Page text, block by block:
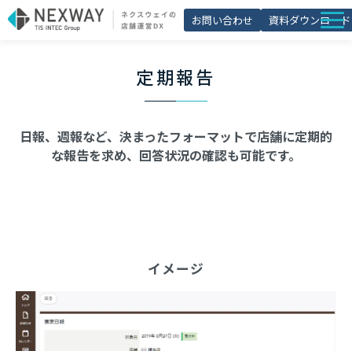
お問い合わせ 資料ダウンロード
導入事例
セミナー
定期報告
日報、週報など、決まったフォーマットで店舗に定期的
な報告を求め、回答状況の確認も可能です。
イメージ